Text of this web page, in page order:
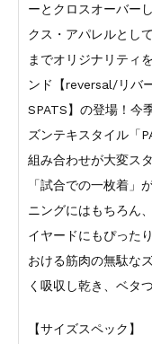
ーとクロスオーバー
クス・アパレルとし
までオリジナリティ
ンド【reversal/リバ
SPATS】の登場！今
ズンテキスタイル「
組み合わせが大変ス
「試合での一枚着」
ニングにはもちろん
イヤードにもぴった
おける筋肉の無駄な
く吸収し乾き、ベタ
【サイズスペック】